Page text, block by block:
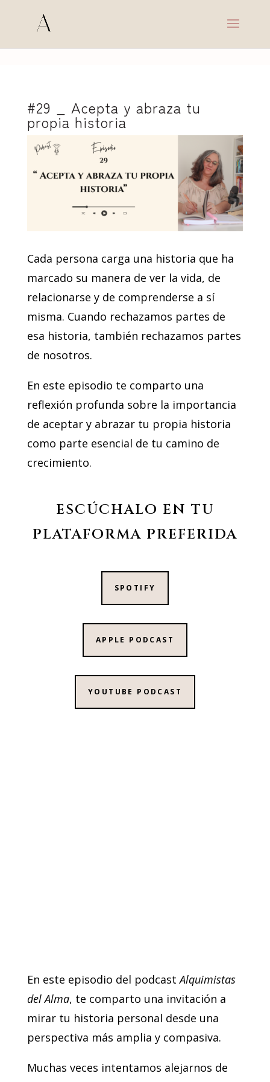
#29 _ Acepta y abraza tu
propia historia
Cada persona carga una historia que ha
marcado su manera de ver la vida, de
relacionarse y de comprenderse a sí
misma. Cuando rechazamos partes de
esa historia, también rechazamos partes
de nosotros.
En este episodio te comparto una
reflexión profunda sobre la importancia
de aceptar y abrazar tu propia historia
como parte esencial de tu camino de
crecimiento.
ESCÚCHALO EN TU
PLATAFORMA PREFERIDA
SPOTIFY
APPLE PODCAST
YOUTUBE PODCAST
En este episodio del podcastAlquimistas
del Alma, te comparto una invitación a
mirar tu historia personal desde una
perspectiva más amplia y compasiva.
Muchas veces intentamos alejarnos de